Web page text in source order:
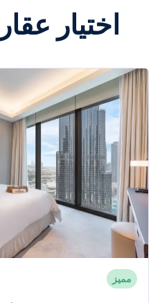
اختيار
مميز